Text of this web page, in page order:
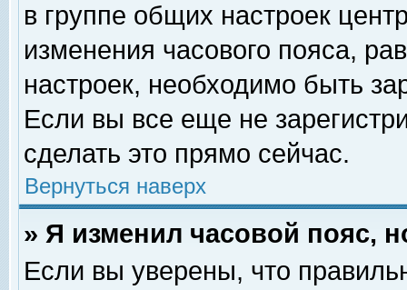
в группе общих настроек
изменения часового пояса,
настроек, необходимо быть
Если вы все еще не
сделать это прямо сейчас.
Вернуться наверх
» Я изменил часовой пояс,
Если вы уверены, что